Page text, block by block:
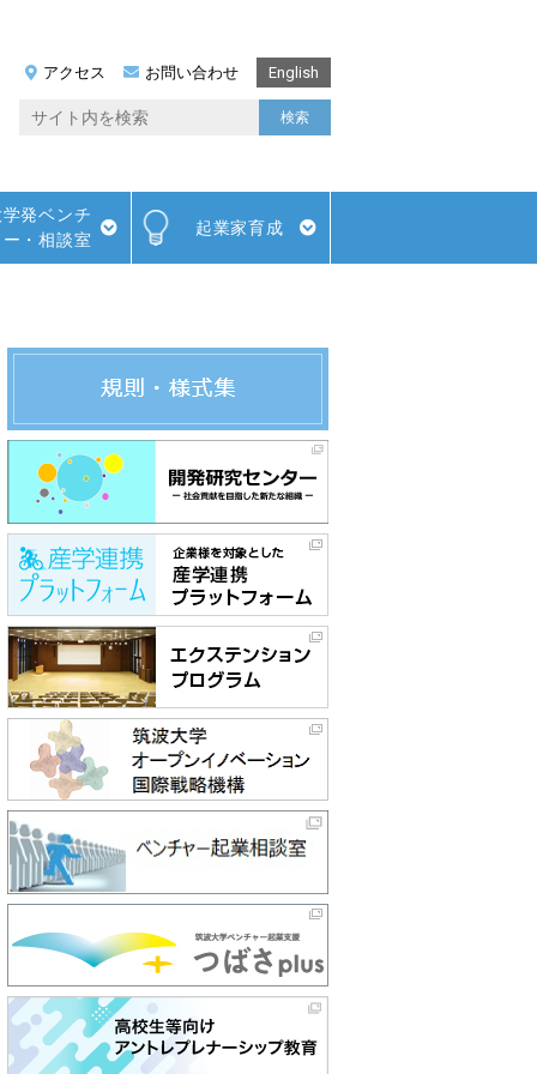
アクセス お問い合わせ English
発ベンチ
・相談室
起業家育成